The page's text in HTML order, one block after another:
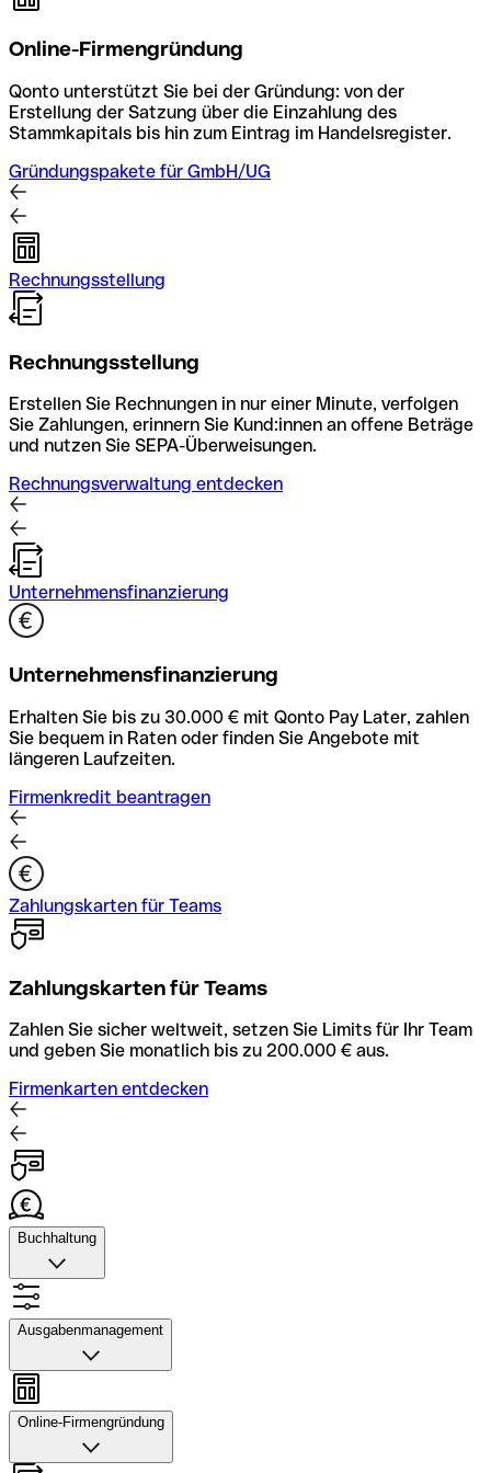
Online-Firmengründung
Qonto unterstützt Sie bei der Gründung: von der
Erstellung der Satzung über die Einzahlung des
Stammkapitals bis hin zum Eintrag im Handelsregister.
Gründungspakete für GmbH/UG
Rechnungsstellung
Rechnungsstellung
Erstellen Sie Rechnungen in nur einer Minute, verfolgen
Sie Zahlungen, erinnern Sie Kund:innen an offene Beträge
und nutzen Sie SEPA-Überweisungen.
Rechnungsverwaltung entdecken
Unternehmensfinanzierung
Unternehmensfinanzierung
Erhalten Sie bis zu 30.000 € mit Qonto Pay Later, zahlen
Sie bequem in Raten oder finden Sie Angebote mit
längeren Laufzeiten.
Firmenkredit beantragen
Zahlungskarten für Teams
Zahlungskarten für Teams
Zahlen Sie sicher weltweit, setzen Sie Limits für Ihr Team
und geben Sie monatlich bis zu 200.000 € aus.
Firmenkarten entdecken
Buchhaltung
Buchhaltung
Scannen Sie Belege und laden Sie sie in Qonto hoch.
Rechnungsabläufe können Sie automatisieren und mit
dem Buchhaltungstool schneller abstimmen.
Konto mit Buchhaltung entdecken
Ausgabenmanagement
Ausgabenmanagement
Genehmigungen einrichten, Ausgaben verfolgen, Budgets
und Kartenlimits zuweisen sowie Überweisungen und
Daten exportieren – alles in einer Anwendung.
Online-Firmengründung